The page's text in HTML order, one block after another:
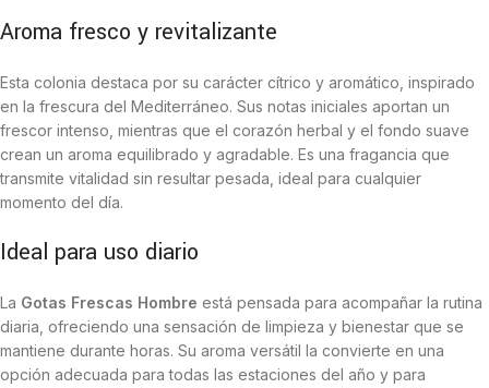
Aroma fresco y revitalizante
Esta colonia destaca por su carácter cítrico y aromático, inspirado
en la frescura del Mediterráneo. Sus notas iniciales aportan un
frescor intenso, mientras que el corazón herbal y el fondo suave
crean un aroma equilibrado y agradable. Es una fragancia que
transmite vitalidad sin resultar pesada, ideal para cualquier
momento del día.
Ideal para uso diario
La Gotas Frescas Hombre está pensada para acompañar la rutina
diaria, ofreciendo una sensación de limpieza y bienestar que se
mantiene durante horas. Su aroma versátil la convierte en una
opción adecuada para todas las estaciones del año y para